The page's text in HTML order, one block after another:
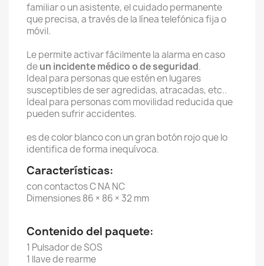
familiar o un asistente, el cuidado permanente
que precisa, a través de la línea telefónica fija o
móvil.
Le permite activar fácilmente la alarma en caso
deun incidente médico o de seguridad.
Ideal para personas que estén en lugares
susceptibles de ser agredidas, atracadas, etc..
Ideal para personas com movilidad reducida que
pueden sufrir accidentes.
es de color blanco con un gran botón rojo que lo
identifica de forma inequívoca.
Características:
con contactos C NA NC
Dimensiones 86 × 86 × 32 mm
Contenido del paquete:
1 Pulsador de SOS
1 llave de rearme